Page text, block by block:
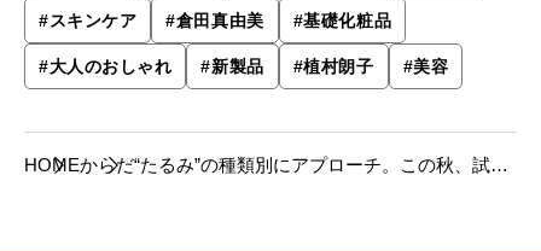
#スキンケア #倉田真由美 #基礎化粧品
#大人のおしゃれ #新製品 #植村朗子 #美容
HOMEからだ“たるみ”の種類別にアプローチ。この秋、試し